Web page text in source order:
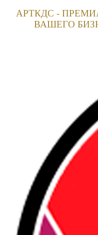
АРТКДС -
ВАШЕГО